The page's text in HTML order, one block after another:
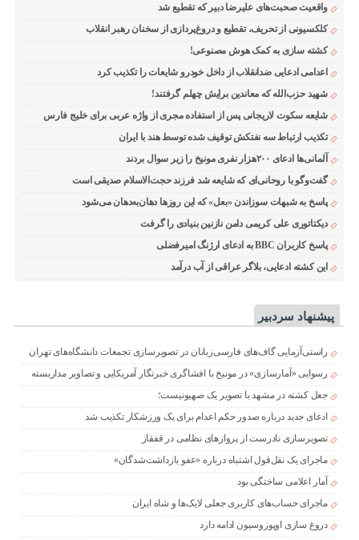
واقعیت صحبت‌های علیرضا دبیر که تقطیع شد
کلکسیونی از تحریف، تقطیع و دروغ‌پردازی از سخنان رهبر انقلاب
کشته سازی به کمک هوش مصنوعی!
اعدامی ادعایی ضدانقلاب از داخل خودرو شایعات را تکذیب کرد
شهید حزب‌الله که معاندین برایش چهلم گرفتند!
شایعه سکوت لاریجانی پس از استفاده مجری از واژه عربی برای خلیج فارس
تکذیب ارتباط سه نفتکش توقیف شده توسط هند با ایران
آلمانی‌ها ادعای ۲۰۰هزار نفری مونیخ را زیر سوال بردند
گفت‌وگو با روحانی‌ای که شایعه شد فرزند حجت‌الاسلام صدیقی است
پاسخ به شبهات سوزاندن «بعل» که این روزها دهان‌به‌دهان می‌شود
دیکتاتوری علی کریمی دامن نازنین بنیادی را گرفت
پاسخ کاربران BBC به ادعای ارژنگ امیرفضلی
این کشته ادعایی، بلاگر عراقی از آب درآمد
پیشنهاد سردبیر
راستی‌آزمایی گاف‌های فارسی‌زبانان در تصویرسازی تجمعات دانشگاه‌های تهران
رسوایی «آمارسازی» در مونیخ با افشاگری خبرنگار آمریکایی و تصاویر مداربسته
جعل کشته در مشهد با تصویر یک صهیونیست؛
ادعای جدید درباره صدور حکم اعدام برای یک ورزشکار تکذیب شد
تصویرسازی نادرست از پروازهای نظامی در قفقاز
ماجرای یک نقل‌قول اشتباه درباره «عفو بازداشت‌شدگان»
آمار اعلامی ساختگی بود
ماجرای حساب‌های کاربری جعلی لایک‌ها و شاه ایران
دروغ سازی اوپوزوسیون ادامه دارد